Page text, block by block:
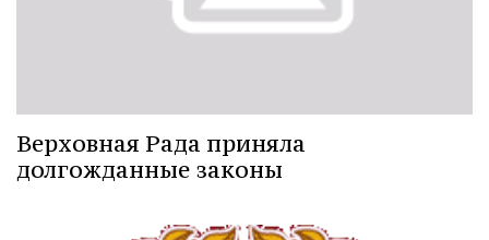
Верховная Рада приняла
долгожданные законы